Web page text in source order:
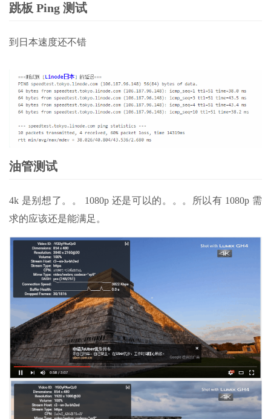
跳板 Ping 测试
到日本速度还不错
油管测试
4k 是别想了。。 1080p 还是可以的。。。所以有 1080p 需
求的应该还是能满足。